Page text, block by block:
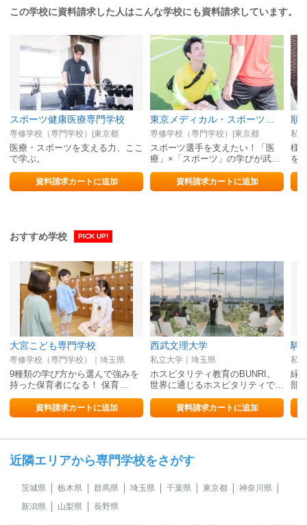
この学校に資料請求した人はこんな学校にも資料請求しています。
スポーツ健康医療専門学校
専修学校（専門学校）|東京都
医療・スポーツを支える力、ここ
で学ぶ。
資料請求カートに追加
専修学校（専門学校）|東京都
スポーツ選手を支えたい！「医
療」×「スポーツ」の学びが武器
になる！
資料請求カートに追加
順
私
様
を
おすすめ学校 PICK UP!
大宮こども専門学校
専修学校（専門学校）｜埼玉県
9種類の学び方から選んで強みを
持った保育者になる！ 保育…
資料請求カートに追加
西武文理大学
私立大学｜埼玉県
ホスピタリティ教育のBUNRI。
世界に通じるホスピタリティで…
資料請求カートに追加
駒
私
緑
部
近隣エリアから専門学校をさがす
茨城県 栃木県 群馬県 埼玉県 千葉県 東京都
神奈川県
新潟県
山梨県 長野県